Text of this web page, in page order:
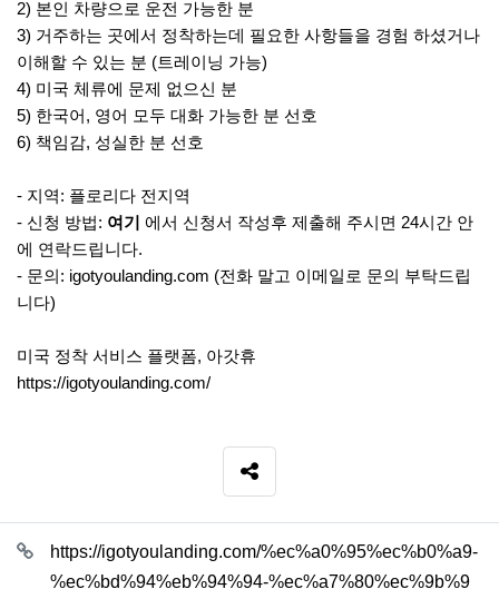
2) 본인 차량으로 운전 가능한 분
3) 거주하는 곳에서 정착하는데 필요한 사항들을 경험 하셨거나
이해할 수 있는 분 (트레이닝 가능)
4) 미국 체류에 문제 없으신 분
5) 한국어, 영어 모두 대화 가능한 분 선호
6) 책임감, 성실한 분 선호
- 지역: 플로리다 전지역
- 신청 방법: 여기 에서 신청서 작성후 제출해 주시면 24시간 안
에 연락드립니다.
- 문의: igotyoulanding.com (전화 말고 이메일로 문의 부탁드립
니다)
미국 정착 서비스 플랫폼, 아갓휴
https://igotyoulanding.com/
SNS 공유
관련자료https://igotyoulanding.com/%ec%a0%95%ec%b0%a9-
%ec%bd%94%eb%94%94-%ec%a7%80%ec%9b%9